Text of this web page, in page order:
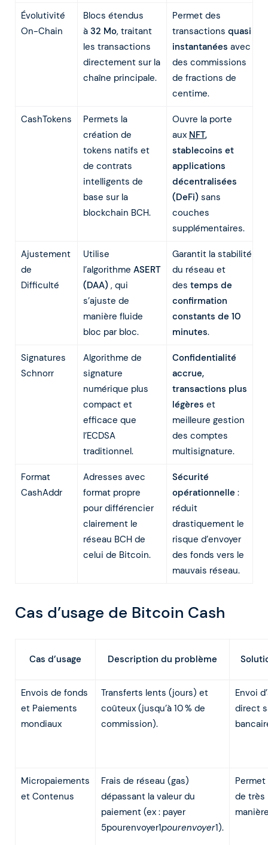
Évolutivité
On-Chain
Blocs étendus
à 32 Mo, traitant
les transactions
directement sur la
chaîne principale.
Permet des
transactions quasi
instantanées avec
des commissions
de fractions de
centime.
CashTokens
Permets la
création de
tokens natifs et
de contrats
intelligents de
base sur la
blockchain BCH.
Ouvre la porte
aux NFT,
stablecoins et
applications
décentralisées
(DeFi) sans
couches
supplémentaires.
Ajustement
de
Difficulté
Utilise
l’algorithme ASERT
(DAA) , qui
s’ajuste de
manière fluide
bloc par bloc.
Garantit la stabilité
du réseau et
des temps de
confirmation
constants de 10
minutes.
Signatures
Schnorr
Algorithme de
signature
numérique plus
compact et
efficace que
l’ECDSA
traditionnel.
Confidentialité
accrue,
transactions plus
légères et
meilleure gestion
des comptes
multisignature.
Format
CashAddr
Adresses avec
format propre
pour différencier
clairement le
réseau BCH de
celui de Bitcoin.
Sécurité
opérationnelle :
réduit
drastiquement le
risque d’envoyer
des fonds vers le
mauvais réseau.
Cas d’usage de Bitcoin Cash
Cas d’usage Description du problème
Envois de fonds
et Paiements
mondiaux
Transferts lents (jours) et
coûteux (jusqu’à 10 % de
commission).
Envoi
direct
Micropaiements
et Contenus
Frais de réseau (gas)
dépassant la valeur du
paiement (ex : payer
5pourenvoyer1pourenvoyer1).
de très